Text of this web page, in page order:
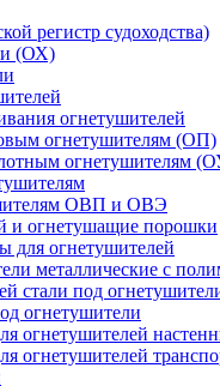
регистр судоходства)
(ОХ)
огнетушителей
огнетушителям (ОП)
огнетушителям
ОВП и ОВЭ
и огнетушащие порошки
для огнетушителей
металлические с
стали под
огнетушители
огнетушителей
огнетушителей